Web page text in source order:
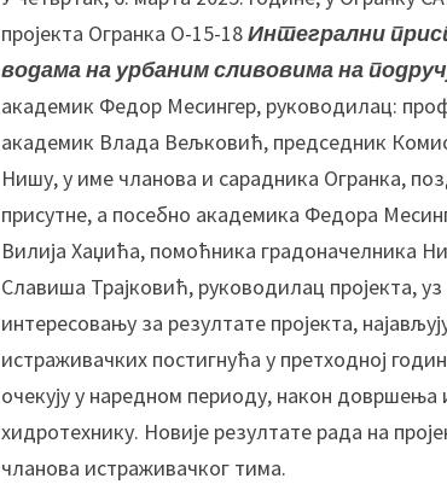
њ
е
р
е
у
л
т
а
т
а
п
р
о
ј
пројекта Огранка О-15-18Интегрални
водама на урбаним сливовима на
академик Федор Месингер, руководилац:
академик Влада Вељковић, председник
Нишу, у име чланова и сарадника Огранка,
присутне, а посебно академика Федора
Вилија Хаџића, помоћника градоначелника
Славиша Трајковић, руководилац пројекта,
интересовању за резултате пројекта,
истраживачких постигнућа у претходној
очекују у наредном периоду, након
хидротехнику. Новије резултате рада на
чланова истраживачког тима.